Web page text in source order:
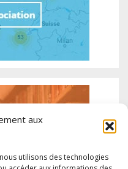
aux
utilisons des technologies